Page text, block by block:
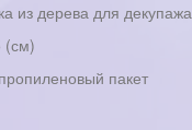
из дерева для
(см)
пакет